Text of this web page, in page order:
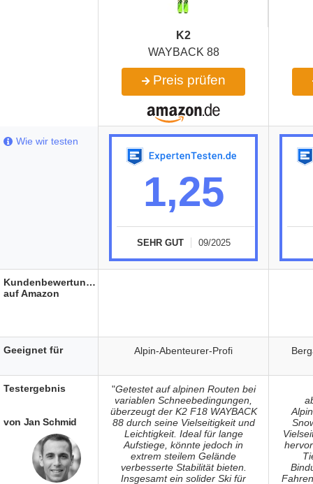
K2
WAYBACK 88
Preis prüfen
1,25
SEHR GUT 09/2025
Alpin-Abenteurer-Profi
"Getestet auf alpinen Routen bei
variablen Schneebedingungen,
überzeugt der K2 F18 WAYBACK
88 durch seine Vielseitigkeit und
Leichtigkeit. Ideal für lange
Aufstiege, könnte jedoch in
extrem steilem Gelände
verbesserte Stabilität bieten.
Insgesamt ein solider Ski für
Wie wir testen
Kundenbewertungen
auf Amazon
Geeignet für
Testergebnis
von Jan Schmid